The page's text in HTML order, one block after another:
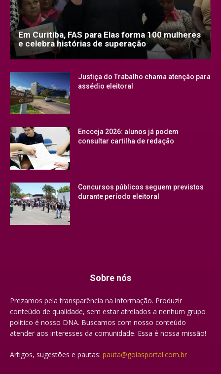
Em Curitiba, FAS para Elas forma 100 mulheres
e celebra histórias de superação
Justiça do Trabalho chama atenção para
assédio eleitoral
Encceja 2026: alunos já podem
consultar cartilha de redação
Concursos públicos seguem previstos
durante período eleitoral
Sobre nós
Prezamos pela transparência na informação. Produzir
conteúdo de qualidade, sem estar atrelados a nenhum grupo
político é nosso DNA. Buscamos com nosso conteúdo
atender aos interesses da comunidade. Essa é nossa missão!
Artigos, sugestões e pautas: pauta@goiasportal.com.br